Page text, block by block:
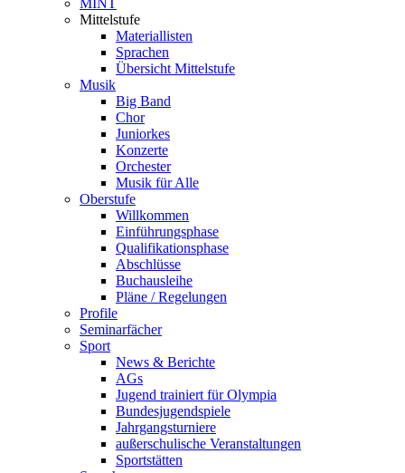
Mittelstufe
Materiallisten
Sprachen
Übersicht Mittelstufe
Musik
Big Band
Chor
Juniorkes
Konzerte
Orchester
Musik für Alle
Oberstufe
Willkommen
Einführungsphase
Qualifikationsphase
Abschlüsse
Buchausleihe
Pläne / Regelungen
Profile
Seminarfächer
Sport
News & Berichte
AGs
Jugend trainiert für Olympia
Bundesjugendspiele
Jahrgangsturniere
außerschulische Veranstaltungen
Sportstätten